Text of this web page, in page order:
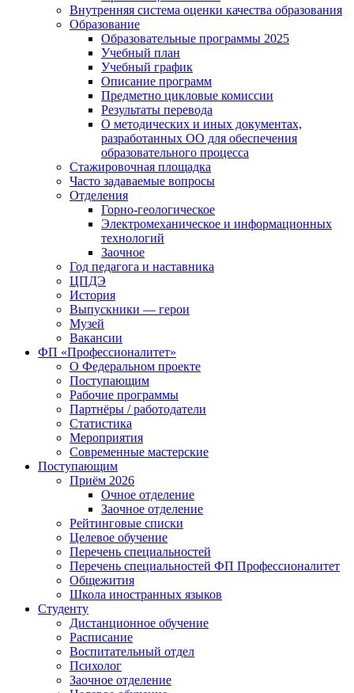
Внутренняя система оценки качества образования
Образование
Образовательные программы 2025
Учебный план
Учебный график
Описание программ
Предметно цикловые комиссии
Результаты перевода
О методических и иных документах,
разработанных ОО для обеспечения
образовательного процесса
Стажировочная площадка
Часто задаваемые вопросы
Отделения
Горно-геологическое
Электромеханическое и информационных
технологий
Заочное
Год педагога и наставника
ЦПДЭ
История
Выпускники — герои
Музей
Вакансии
ФП «Профессионалитет»
О Федеральном проекте
Поступающим
Рабочие программы
Партнёры / работодатели
Статистика
Мероприятия
Современные мастерские
Поступающим
Приём 2026
Очное отделение
Заочное отделение
Рейтинговые списки
Целевое обучение
Перечень специальностей
Перечень специальностей ФП Профессионалитет
Общежития
Школа иностранных языков
Студенту
Дистанционное обучение
Расписание
Воспитательный отдел
Психолог
Заочное отделение